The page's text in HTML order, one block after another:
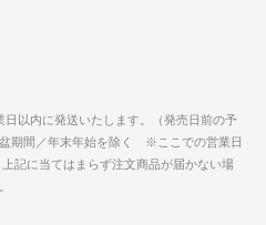
以内に発送いたします。（発売日前の予
期間／年末年始を除く ※ここでの営業日
記に当てはまらず注文商品が届かない場